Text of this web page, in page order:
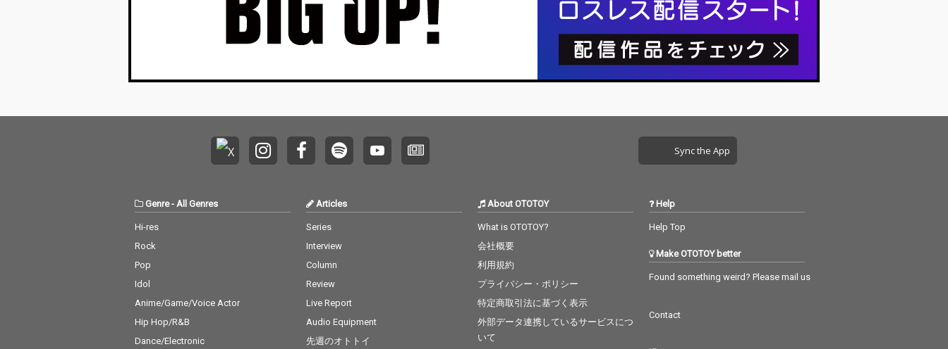
Sync the App
Genre- All Genres
Hi-res
Rock
Pop
Idol
Anime/Game/Voice Actor
Hip Hop/R&B
Dance/Electronic
Articles
Series
Interview
Column
Review
Live Report
Audio Equipment
先週のオトトイ
About OTOTOY
What is OTOTOY?
会社概要
利用規約
プライバシー・ポリシー
特定商取引法に基づく表示
外部データ連携しているサービスにつ
いて
Help
Help Top
Make OTOTOY better
Found something weird? Please mail us
Contact